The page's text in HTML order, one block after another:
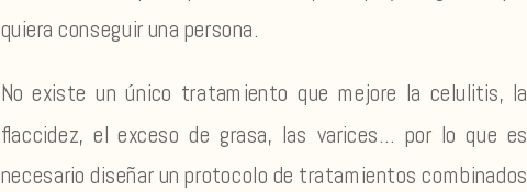
quiera conseguir una persona.
No existe un único tratamiento que mejore la celulitis, la
flaccidez, el exceso de grasa, las varices… por lo que es
necesario diseñar un protocolo de tratamientos combinados